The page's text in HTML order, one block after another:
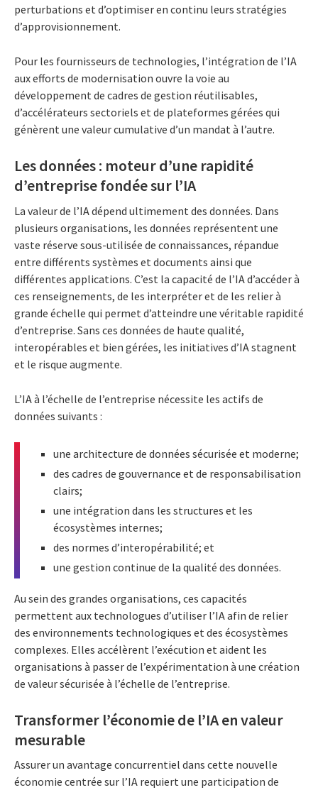
perturbations et d’optimiser en continu leurs stratégies
d’approvisionnement.
Pour les fournisseurs de technologies, l’intégration de l’IA
aux efforts de modernisation ouvre la voie au
développement de cadres de gestion réutilisables,
d’accélérateurs sectoriels et de plateformes gérées qui
génèrent une valeur cumulative d’un mandat à l’autre.
Les données : moteur d’une rapidité
d’entreprise fondée sur l’IA
La valeur de l’IA dépend ultimement des données. Dans
plusieurs organisations, les données représentent une
vaste réserve sous-utilisée de connaissances, répandue
entre différents systèmes et documents ainsi que
différentes applications. C’est la capacité de l’IA d’accéder à
ces renseignements, de les interpréter et de les relier à
grande échelle qui permet d’atteindre une véritable rapidité
d’entreprise. Sans ces données de haute qualité,
interopérables et bien gérées, les initiatives d’IA stagnent
et le risque augmente.
L’IA à l’échelle de l’entreprise nécessite les actifs de
données suivants :
une architecture de données sécurisée et moderne;
des cadres de gouvernance et de responsabilisation
clairs;
une intégration dans les structures et les
écosystèmes internes;
des normes d’interopérabilité; et
une gestion continue de la qualité des données.
Au sein des grandes organisations, ces capacités
permettent aux technologues d’utiliser l’IA afin de relier
des environnements technologiques et des écosystèmes
complexes. Elles accélèrent l’exécution et aident les
organisations à passer de l’expérimentation à une création
de valeur sécurisée à l’échelle de l’entreprise.
Transformer l’économie de l’IA en valeur
mesurable
Assurer un avantage concurrentiel dans cette nouvelle
économie centrée sur l’IA requiert une participation de